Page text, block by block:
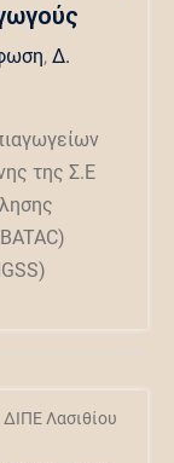
, Δ.
της Σ.Ε
Λασιθίου